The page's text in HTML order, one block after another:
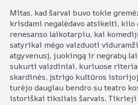
Mitas, kad šarvai buvo tokie
krisdami negalėdavo atsikelti, kilo
renesanso laikotarpiu, kai
satyrikai mėgo vaizduoti
atgyvenusį, juokingą ir negrabų
sukurti vaizdiniai, kuriuose
skardinės, įstrigo kultūros
turėjo daugiau bendro su teatro
istoriškai tiksliais šarvais.